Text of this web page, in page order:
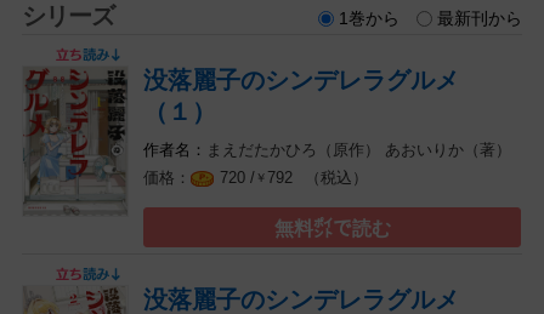
シリーズ 1巻から 最新刊から
没落麗子のシンデレラグルメ
（１）
まえだたかひろ（原作）
あおいりか（著）
720 / ￥ 792 （税込）
無料㌽で読む
没落麗子のシンデレラグルメ